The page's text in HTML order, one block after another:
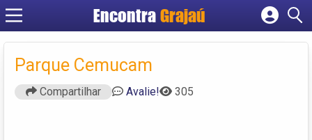
Encontra Grajaú
Cadastrar empresa
Criar conta
Parque Cemucam
Compartilhar Avalie! 305